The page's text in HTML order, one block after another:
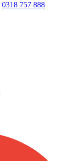
0318 757 888